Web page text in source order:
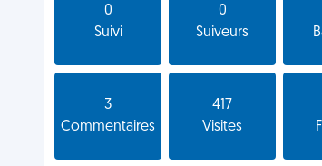
0
Suivi
0
Suiveurs
3
Commentaires
417
Visites